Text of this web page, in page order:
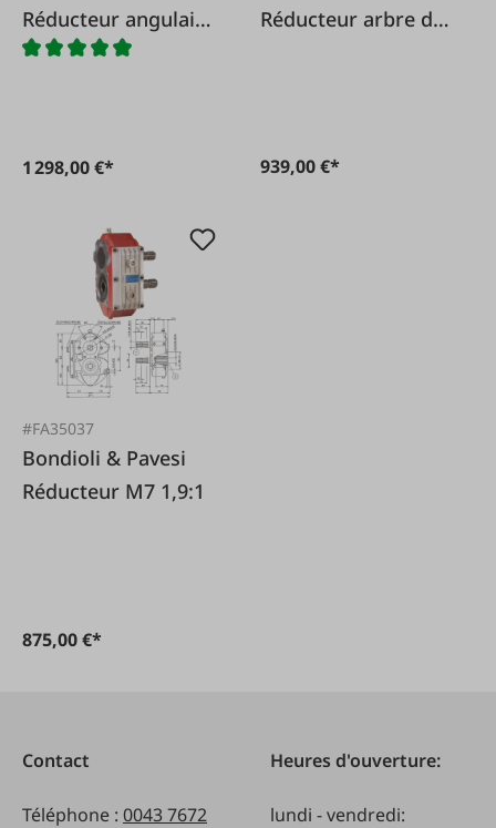
Réducteur angulaire
S2100 1:1 Profil de
1 298,00 €*
Réducteur arbre de
939,00 €*
#FA35037
Bondioli & Pavesi
Réducteur M7 1,9:1
875,00 €*
Contact
Téléphone : 0043 7672
Heures d'ouverture:
lundi - vendredi: